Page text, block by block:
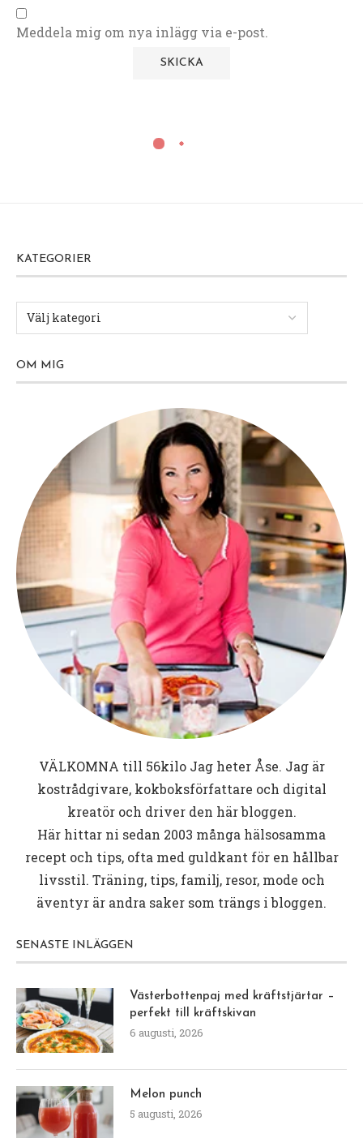
Meddela mig om nya inlägg via e-post.
KATEGORIER
OM MIG
VÄLKOMNA till 56kiloJag heter Åse. Jag är
kostrådgivare, kokboksförfattare och digital
kreatör och driver den här bloggen.
Här hittar ni sedan 2003 många hälsosamma
recept och tips, ofta med guldkant för en hållbar
livsstil. Träning, tips, familj, resor, mode och
äventyr är andra saker som trängs i bloggen.
SENASTE INLÄGGEN
Västerbottenpaj med kräftstjärtar –
perfekt till kräftskivan
6 augusti, 2026
Melon punch
5 augusti, 2026